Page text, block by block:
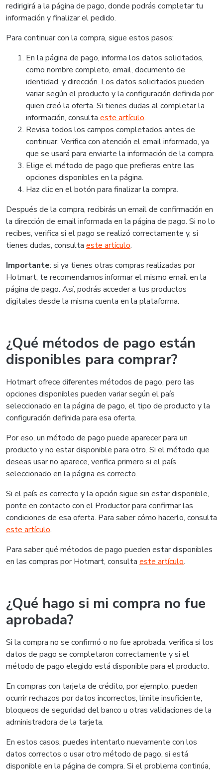
redirigirá a la página de pago, donde podrás completar tu
información y finalizar el pedido.
Para continuar con la compra, sigue estos pasos:
En la página de pago, informa los datos solicitados,
como nombre completo, email, documento de
identidad, y dirección. Los datos solicitados pueden
variar según el producto y la configuración definida por
quien creó la oferta. Si tienes dudas al completar la
información, consulta este artículo.
Revisa todos los campos completados antes de
continuar. Verifica con atención el email informado, ya
que se usará para enviarte la información de la compra.
Elige el método de pago que prefieras entre las
opciones disponibles en la página.
Haz clic en el botón para finalizar la compra.
Después de la compra, recibirás un email de confirmación en
la dirección de email informada en la página de pago. Si no lo
recibes, verifica si el pago se realizó correctamente y, si
tienes dudas, consulta este artículo.
Importante: si ya tienes otras compras realizadas por
Hotmart, te recomendamos informar el mismo email en la
página de pago. Así, podrás acceder a tus productos
digitales desde la misma cuenta en la plataforma.
¿Qué métodos de pago están
disponibles para comprar?
Hotmart ofrece diferentes métodos de pago, pero las
opciones disponibles pueden variar según el país
seleccionado en la página de pago, el tipo de producto y la
configuración definida para esa oferta.
Por eso, un método de pago puede aparecer para un
producto y no estar disponible para otro. Si el método que
deseas usar no aparece, verifica primero si el país
seleccionado en la página es correcto.
Si el país es correcto y la opción sigue sin estar disponible,
ponte en contacto con el Productor para confirmar las
condiciones de esa oferta. Para saber cómo hacerlo, consulta
este artículo.
Para saber qué métodos de pago pueden estar disponibles
en las compras por Hotmart, consulta este artículo.
¿Qué hago si mi compra no fue
aprobada?
Si la compra no se confirmó o no fue aprobada, verifica si los
datos de pago se completaron correctamente y si el
método de pago elegido está disponible para el producto.
En compras con tarjeta de crédito, por ejemplo, pueden
ocurrir rechazos por datos incorrectos, límite insuficiente,
bloqueos de seguridad del banco u otras validaciones de la
administradora de la tarjeta.
En estos casos, puedes intentarlo nuevamente con los
datos correctos o usar otro método de pago, si está
disponible en la página de compra. Si el problema continúa,